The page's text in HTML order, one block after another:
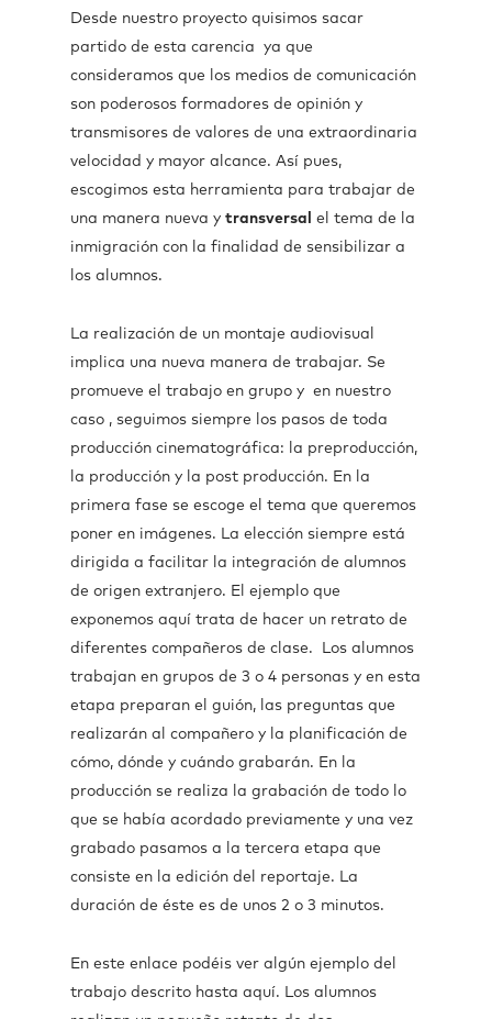
Desde nuestro proyecto quisimos sacar
partido de esta carencia ya que
consideramos que los medios de comunicación
son poderosos formadores de opinión y
transmisores de valores de una extraordinaria
velocidad y mayor alcance. Así pues,
escogimos esta herramienta para trabajar de
una manera nueva y transversal
el tema de la
inmigración con la finalidad de sensibilizar a
los alumnos.
La realización de un montaje audiovisual
implica una nueva manera de trabajar. Se
promueve el trabajo en grupo y en nuestro
caso , seguimos siempre los pasos de toda
producción cinematográfica: la preproducción,
la producción y la post producción. En la
primera fase se escoge el tema que queremos
poner en imágenes. La elección siempre está
dirigida a facilitar la integración de alumnos
de origen extranjero. El ejemplo que
exponemos aquí trata de hacer un retrato de
diferentes compañeros de clase. Los alumnos
trabajan en grupos de 3 o 4 personas y en esta
etapa preparan el guión, las preguntas que
realizarán al compañero y la planificación de
cómo, dónde y cuándo grabarán. En la
producción se realiza la grabación de todo lo
que se había acordado previamente y una vez
grabado pasamos a la tercera etapa que
consiste en la edición del reportaje. La
duración de éste es de unos 2 o 3 minutos.
En este enlace podéis ver algún ejemplo del
trabajo descrito hasta aquí. Los alumnos